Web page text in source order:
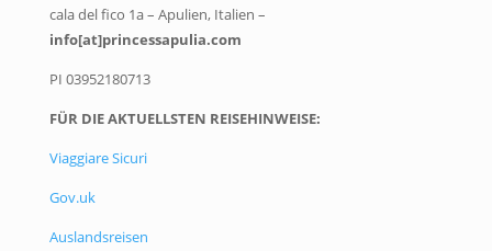
cala del fico 1a – Apulien, Italien –
info[at]princessapulia.com
PI 03952180713
FÜR DIE AKTUELLSTEN REISEHINWEISE:
Viaggiare Sicuri
Gov.uk
Auslandsreisen